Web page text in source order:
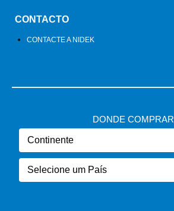
CONTACTO
CONTACTE A NIDEK
DONDE COMPRAR